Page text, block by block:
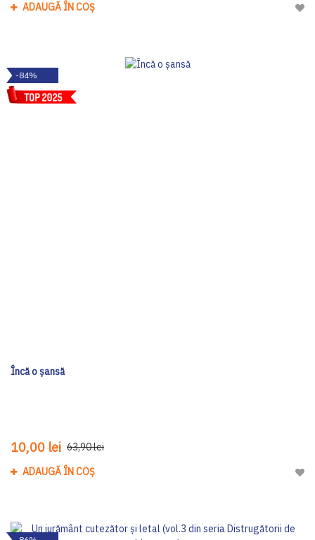
ADAUGĂ ÎN COȘ
-84%
Încă o șansă
10,00 lei 63,90 lei
ADAUGĂ ÎN COȘ